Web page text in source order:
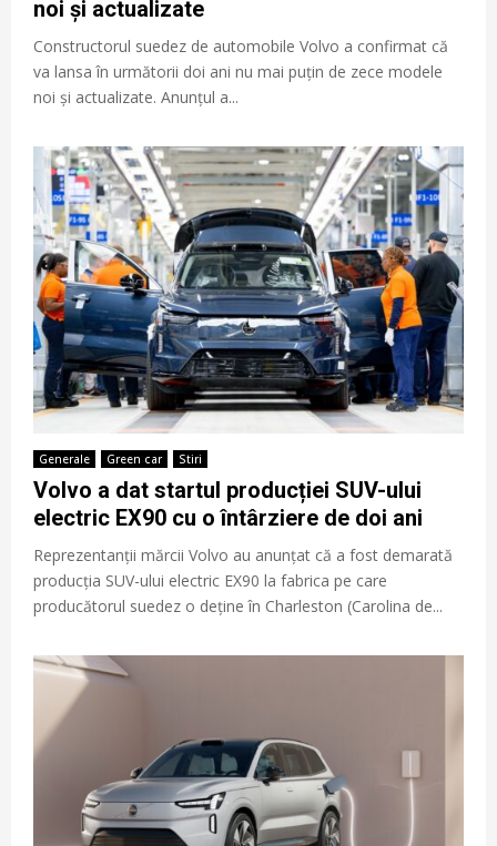
noi și actualizate
Constructorul suedez de automobile Volvo a confirmat că
va lansa în următorii doi ani nu mai puțin de zece modele
noi și actualizate. Anunțul a...
Generale Green car Stiri
Volvo a dat startul producției SUV-ului
electric EX90 cu o întârziere de doi ani
Reprezentanții mărcii Volvo au anunțat că a fost demarată
producția SUV-ului electric EX90 la fabrica pe care
producătorul suedez o deține în Charleston (Carolina de...